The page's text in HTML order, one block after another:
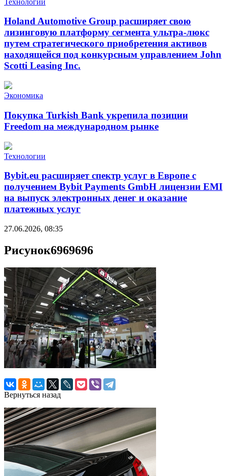
Holand Automotive Group расширяет свою
лизинговую платформу сегмента ультра-люкс
путем стратегического приобретения активов
находящейся под конкурсным управлением John
Scotti Leasing Inc.
Экономика
Покупка Turkish Bank укрепила позиции
Freedom на международном рынке
Технологии
Bybit.eu расширяет спектр услуг в Европе с
получением Bybit Payments GmbH лицензии EMI
на выпуск электронных денег и оказание
платежных услуг
27.06.2026, 08:35
Рисунок6969696
Вернуться назад